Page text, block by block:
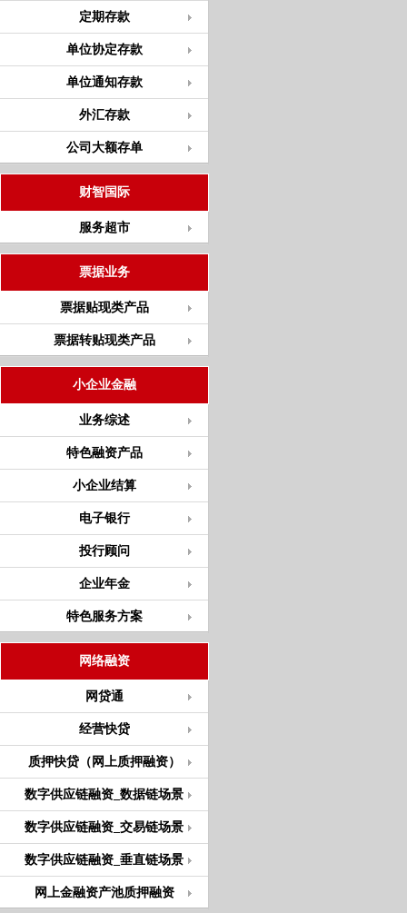
定期存款
单位协定存款
单位通知存款
外汇存款
公司大额存单
财智国际
服务超市
票据业务
票据贴现类产品
票据转贴现类产品
小企业金融
业务综述
特色融资产品
小企业结算
电子银行
投行顾问
企业年金
特色服务方案
网络融资
网贷通
经营快贷
质押快贷（网上质押融资）
数字供应链融资_数据链场景
数字供应链融资_交易链场景
数字供应链融资_垂直链场景
网上金融资产池质押融资